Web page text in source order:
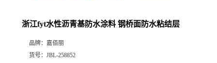
浙江fyt水性沥青基防水涂料 钢桥面防水粘结层
品牌： 嘉佰丽
货号： JBL-258852